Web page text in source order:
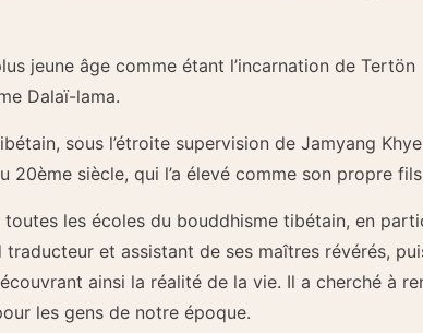
jeune âge comme étant l’incarnation de Tertön
Dalaï-lama.
sous l’étroite supervision de Jamyang
20ème siècle, qui l’a élevé comme son propre
les écoles du bouddhisme tibétain, en
et assistant de ses maîtres révérés,
ainsi la réalité de la vie. Il a cherché à
les gens de notre époque.